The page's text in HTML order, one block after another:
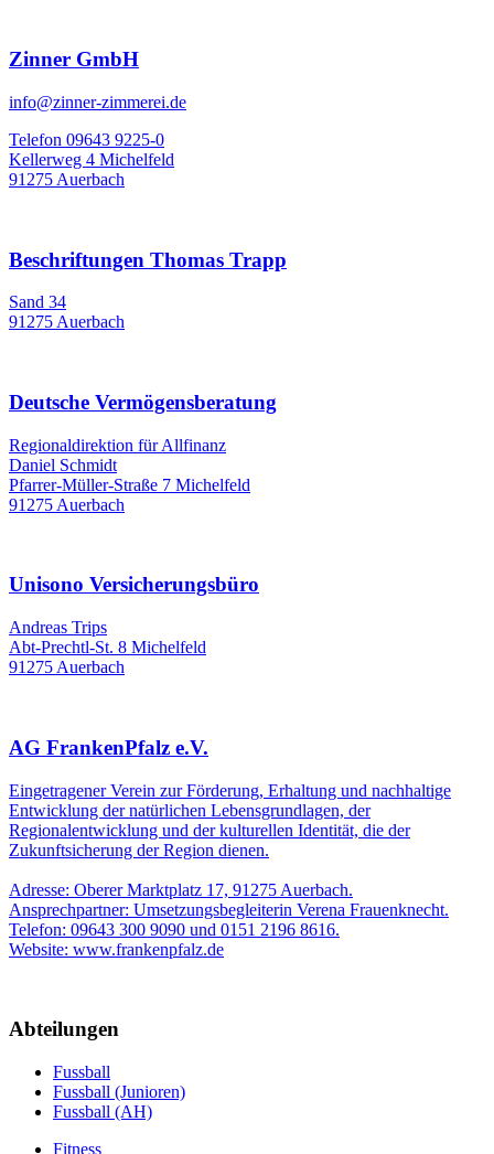
Zinner GmbH
info@zinner-zimmerei.de
Telefon 09643 9225-0
Kellerweg 4 Michelfeld
91275 Auerbach
Beschriftungen Thomas Trapp
Sand 34
91275 Auerbach
Deutsche Vermögensberatung
Regionaldirektion für Allfinanz
Daniel Schmidt
Pfarrer-Müller-Straße 7 Michelfeld
91275 Auerbach
Unisono Versicherungsbüro
Andreas Trips
Abt-Prechtl-St. 8 Michelfeld
91275 Auerbach
AG FrankenPfalz e.V.
Eingetragener Verein zur Förderung, Erhaltung und nachhaltige
Entwicklung der natürlichen Lebensgrundlagen, der
Regionalentwicklung und der kulturellen Identität, die der
Zukunftsicherung der Region dienen.
Adresse: Oberer Marktplatz 17, 91275 Auerbach.
Ansprechpartner: Umsetzungsbegleiterin Verena Frauenknecht.
Telefon: 09643 300 9090 und 0151 2196 8616.
Website: www.frankenpfalz.de
Abteilungen
Fussball
Fussball (Junioren)
Fussball (AH)
Fitness